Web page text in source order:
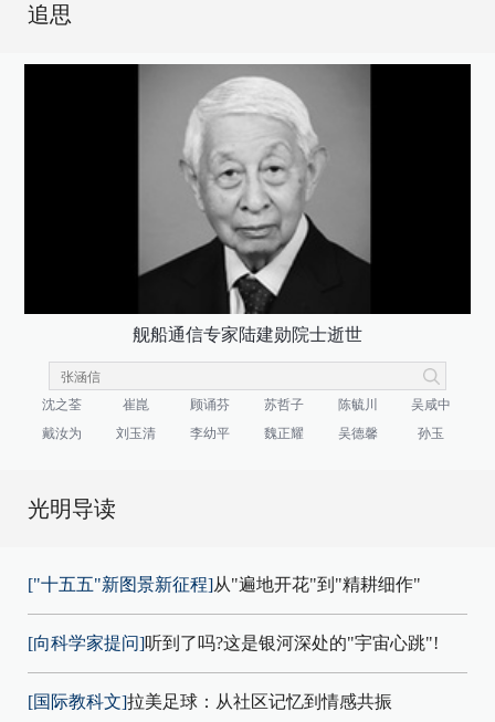
追思
舰船通信专家陆建勋院士逝世
沈之荃 崔崑 顾诵芬 苏哲子 陈毓川
吴咸中
戴汝为
刘玉清 李幼平 魏正耀 吴德馨 孙玉
光明导读
["十五五"新图景新征程]从"遍地开花"到"精耕细作"
[向科学家提问]听到了吗?这是银河深处的"宇宙心跳"!
[国际教科文]拉美足球：从社区记忆到情感共振